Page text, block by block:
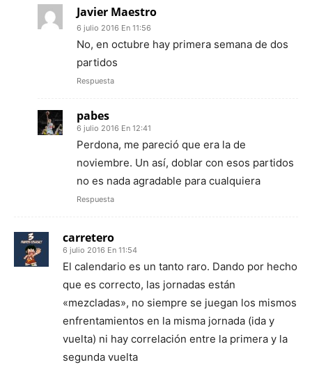
Javier Maestro
6 julio 2016 En 11:56
No, en octubre hay primera semana de dos
partidos
Respuesta
pabes
6 julio 2016 En 12:41
Perdona, me pareció que era la de
noviembre. Un así, doblar con esos partidos
no es nada agradable para cualquiera
Respuesta
carretero
6 julio 2016 En 11:54
El calendario es un tanto raro. Dando por hecho
que es correcto, las jornadas están
«mezcladas», no siempre se juegan los mismos
enfrentamientos en la misma jornada (ida y
vuelta) ni hay correlación entre la primera y la
segunda vuelta